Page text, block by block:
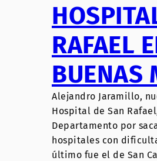
RAFAEL
BUENAS
Alejandro Jaramillo,
Hospital de San
Departamento por
hospitales con
último fue el de San